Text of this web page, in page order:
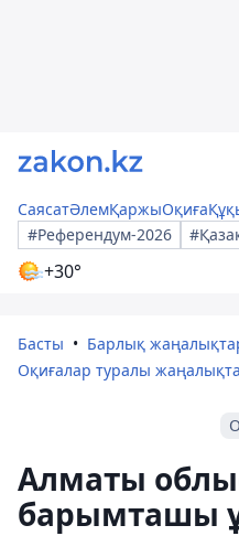
СаясатӘлемҚаржыОқиға
#Референдум-2026
+30°
Басты
Барлық
Оқиғалар туралы
Алматы
барымташы